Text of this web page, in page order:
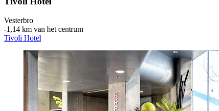
Vesterbro
‐1,14 km van het centrum
Tivoli Hotel